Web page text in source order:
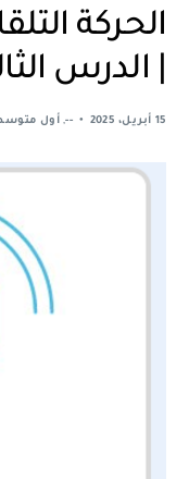
الحركة
| الدرس
15 أبريل، 2025 --
, أول